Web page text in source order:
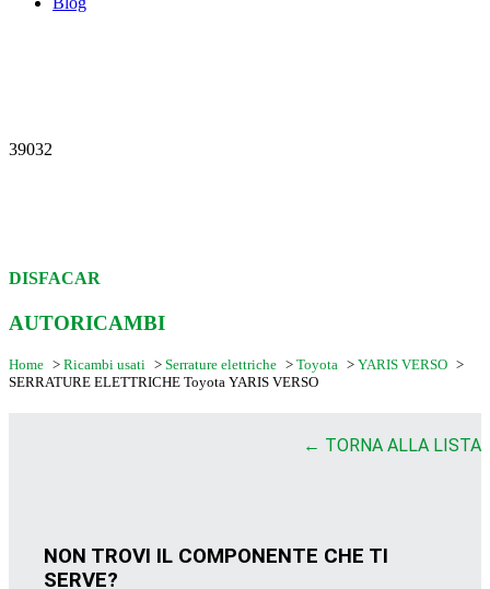
39032
DISFACAR
AUTORICAMBI
Home > Ricambi usati > Serrature elettriche > Toyota > YARIS VERSO >
SERRATURE ELETTRICHE Toyota YARIS VERSO
← TORNA ALLA LISTA
NON TROVI IL COMPONENTE CHE TI
SERVE?